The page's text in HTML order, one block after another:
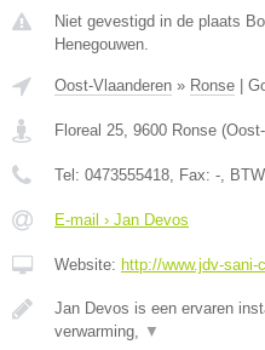
Niet gevestigd in de plaats
Henegouwen.
Oost-Vlaanderen » Ronse
Floreal 25 9600 Ronse (
Tel: 0473555418 , Fax: - ,
E-mail › Jan Devos
Website: http://www.jdv-sani-
Jan Devos is een ervaren
verwarming,
▼